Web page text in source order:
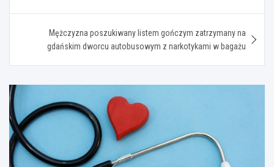
Mężczyzna poszukiwany listem gończym zatrzymany na
gdańskim dworcu autobusowym z narkotykami w bagażu